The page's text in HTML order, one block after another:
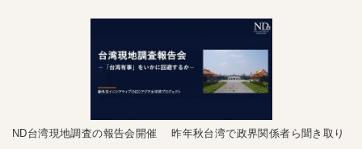
ND台湾現地調査の報告会開催 昨年秋台湾で政界関係者ら聞き取り